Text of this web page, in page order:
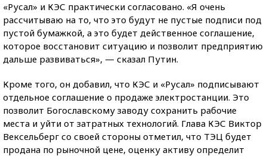
«Русал» и КЭС практически согласовано. «Я очень
рассчитываю на то, что это будут не пустые подписи под
пустой бумажкой, а это будет действенное соглашение,
которое восстановит ситуацию и позволит предприятию
дальше развиваться», — сказал Путин.
Кроме того, он добавил, что КЭС и «Русал» подписывают
отдельное соглашение о продаже электростанции. Это
позволит Богославскому заводу сохранить рабочие
места и уйти от затратных технологий. Глава КЭС Виктор
Вексельберг со своей стороны отметил, что ТЭЦ будет
продана по рыночной цене, оценку активу определит